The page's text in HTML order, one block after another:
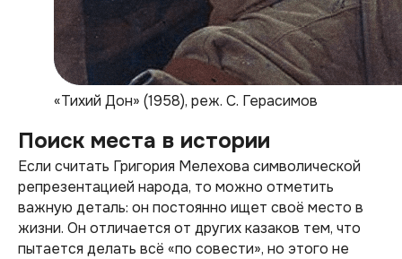
«Тихий Дон» (1958), реж. С. Герасимов
Поиск места в истории
Если считать Григория Мелехова символической
репрезентацией народа, то можно отметить
важную деталь: он постоянно ищет своё место в
жизни. Он отличается от других казаков тем, что
пытается делать всё «по совести», но этого не